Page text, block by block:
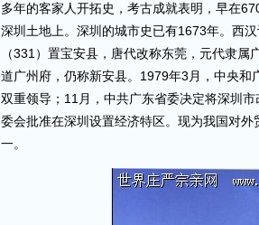
多年的客家人开拓史，考古成就表明，早在
深圳土地上。深圳的城市史已有1673年。西
（331）置宝安县，唐代改称东莞，元代隶
道广州府，仍称新安县。1979年3月，中央
双重领导；11月，中共广东省委决定将深圳
委会批准在深圳设置经济特区。现为我国对
一。